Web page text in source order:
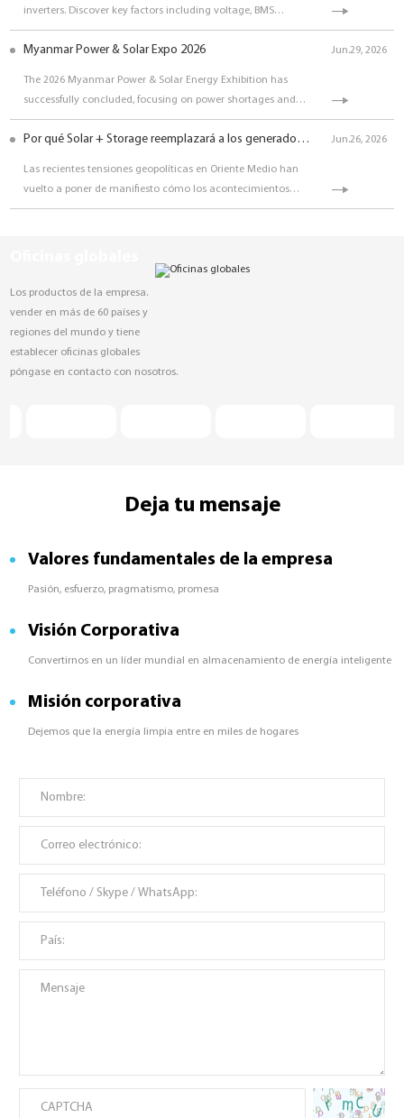
inverters. Discover key factors including voltage, BMS
communication, CAN/RS485 protocols, battery capacity, and
inverter compatibility for reliable solar energy storage
Myanmar Power & Solar Expo 2026 Jun.29, 2026
The 2026 Myanmar Power & Solar Energy Exhibition has
successfully concluded, focusing on power shortages and
energy structure transformation. YOUESS Energy showcased
its residential and commercial energy storage systems (EV
Por qué Solar + Storage reemplazará a los generadores diésel en 2026 Jun.26, 2026
Las recientes tensiones geopolíticas en Oriente Medio han
vuelto a poner de manifiesto cómo los acontecimientos
globales pueden afectar rápidamente los precios del
suministro y el aumento de la demanda eléctrica están
animando a las empresas a replantearse cómo generan y
gestionan la energía.
Los productos de la empresa.
vender en más de 60 países y
regiones del mundo y tiene
establecer oficinas globales
póngase en contacto con nosotros.
Deja tu mensaje
Valores fundamentales de la empresa
Pasión, esfuerzo, pragmatismo, promesa
Visión Corporativa
Convertirnos en un líder mundial en almacenamiento de energía inteligente
Misión corporativa
Dejemos que la energía limpia entre en miles de hogares